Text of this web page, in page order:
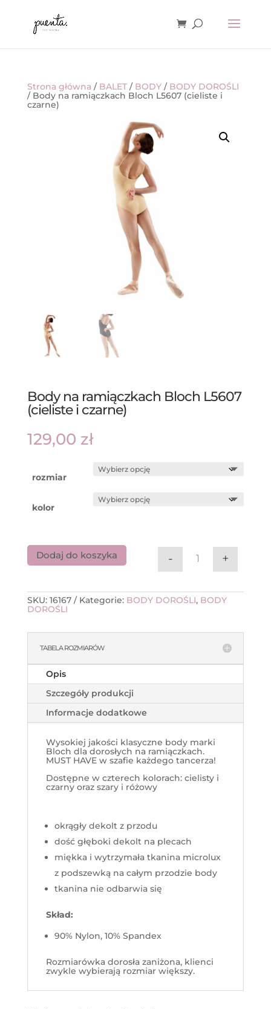
Strona główna / BALET/ BODY/ BODY DOROŚLI
/ Body na ramiączkach Bloch L5607 (cieliste i
czarne)
Body na ramiączkach Bloch L5607
(cieliste i czarne)
129,00 zł
rozmiar
kolor
ilość Body na
- +
Dodaj do koszyka
SKU: 16167 Kategorie: BODY DOROŚLI, BODY
DOROŚLI
TABELA ROZMIARÓW
Opis
Szczegóły produkcji
Informacje dodatkowe
Wysokiej jakości klasyczne body marki
Bloch dla dorosłych na ramiączkach.
MUST HAVE w szafie każdego tancerza!
Dostępne w czterech kolorach: cielisty i
czarny oraz szary i różowy
okrągły dekolt z przodu
dość głęboki dekolt na plecach
miękka i wytrzymała tkanina microlux
z podszewką na całym przodzie body
tkanina nie odbarwia się
Skład:
90% Nylon, 10% Spandex
Rozmiarówka dorosła zaniżona, klienci
zwykle wybierają rozmiar większy.